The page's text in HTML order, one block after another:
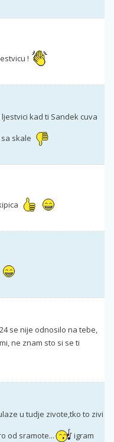
!
kad ti Sandek cuva
skale
se nije odnosilo na tebe,
ne znam sto si se ti
u tudje zivote,tko to zivi
od sramote...
igram